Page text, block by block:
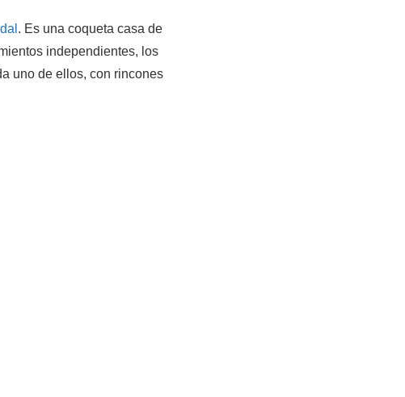
. Es una coqueta casa de
independientes, los
uno de ellos, con rincones